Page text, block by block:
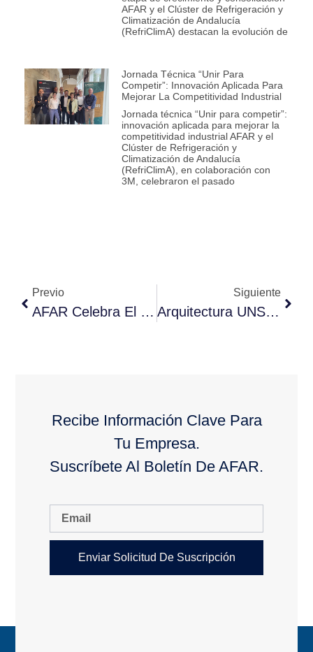
AFAR y el Clúster de Refrigeración y
Climatización de Andalucía
(RefriClimA) destacan la evolución de
Jornada Técnica “Unir Para
Competir”: Innovación Aplicada Para
Mejorar La Competitividad Industrial
Jornada técnica “Unir para competir”:
innovación aplicada para mejorar la
competitividad industrial AFAR y el
Clúster de Refrigeración y
Climatización de Andalucía
(RefriClimA), en colaboración con
3M, celebraron el pasado
Previo
AFAR Celebra El Día Mundial De La Refrigeración Junto A AEFYT Y AFEC
Siguiente
Arquitectura UNS Y Plataformas; La Columna Vertebral De La Industria 4.0
Recibe Información Clave Para
Tu Empresa.
Suscríbete Al Boletín De AFAR.
Enviar Solicitud De Suscripción